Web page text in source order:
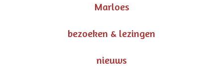
Marloes
bezoeken & lezingen
nieuws